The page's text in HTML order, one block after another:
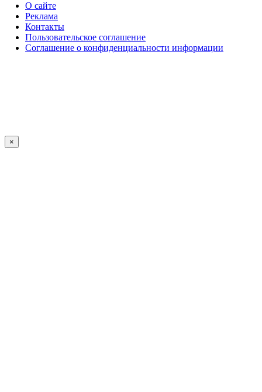
О сайте
Реклама
Контакты
Пользовательское соглашение
Соглашение о конфиденциальности информации
×